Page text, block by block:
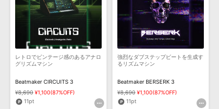
レトロでビンテージ感のあるアナロ
グリズムマシン
Beatmaker CIRCUITS 3
¥8,690 ¥1,100(87%OFF)
11pt
強烈なダブステップビートを生成す
るリズムマシン
Beatmaker BERSERK 3
¥8,690 ¥1,100(87%OFF)
11pt